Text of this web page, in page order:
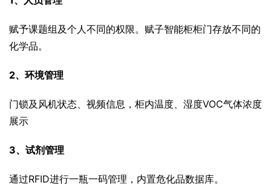
赋予课题组及个人不同的权限。赋子智能柜柜门存放不同的
化学品。
2、环境管理
门锁及风机状态、视频信息，柜内温度、湿度VOC气体浓度
展示
3、试剂管理
通过RFID进行一瓶一码管理，内置危化品数据库。